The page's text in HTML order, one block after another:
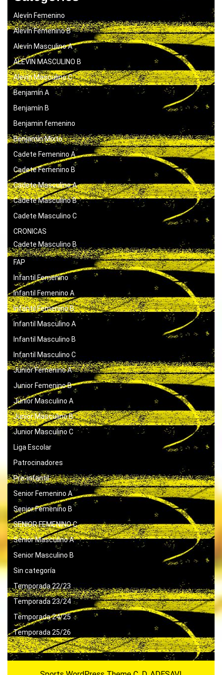
Alevín Femenino
Alevín Femenino B
Alevín Masculino A
ALEVIN MASCULINO B
Alevín Masculino C
Benjamín A
Benjamín B
Benjamin femenino
Benjamín Mixto
Cadete Femenino A
Cadete Femenino B
Cadete Masculino A
Cadete Masculino B
Cadete Masculino C
CRONICAS
Cadete Masculino B
FAP
Infantil Femenino
Infantil Femenino A
Infantil Femenino B
Infantil Masculino A
Infantil Masculino B
Infantil Masculino C
Junior Femenino A
Junior Femenino B
Junior Masculino A
Junior Masculino B
Junior Masculino C
Liga Escolar
Patrocinadores
Pre-infantil
Senior Femenino A
Senior Femenino B
SENIOR FEMENINO C
Senior Masculino A
Senior Masculino B
Sin categoría
Temporada 22/23
Temporada 23/24
Temporada 24/25
Temporada 25/26